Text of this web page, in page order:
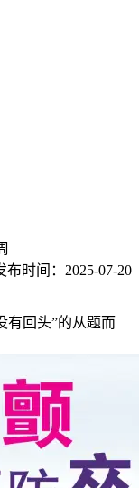
布时间： 2025-07-20
回头”的从题而